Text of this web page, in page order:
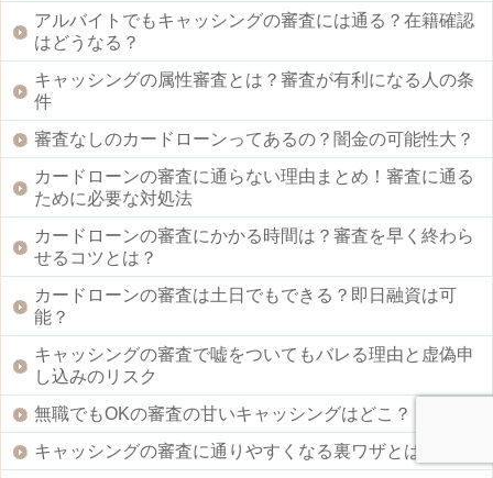
アルバイトでもキャッシングの審査には通る？在籍確認
はどうなる？
キャッシングの属性審査とは？審査が有利になる人の条
件
審査なしのカードローンってあるの？闇金の可能性大？
カードローンの審査に通らない理由まとめ！審査に通る
ために必要な対処法
カードローンの審査にかかる時間は？審査を早く終わら
せるコツとは？
カードローンの審査は土日でもできる？即日融資は可
能？
キャッシングの審査で嘘をついてもバレる理由と虚偽申
し込みのリスク
無職でもOKの審査の甘いキャッシングはどこ？
キャッシングの審査に通りやすくなる裏ワザとは？